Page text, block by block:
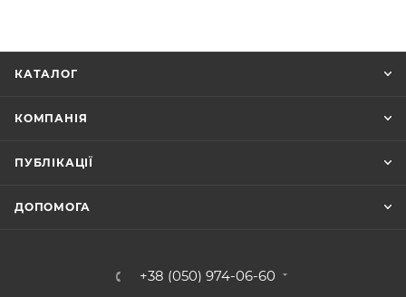
КАТАЛОГ
КОМПАНІЯ
ПУБЛІКАЦІЇ
ДОПОМОГА
+38 (050) 974-06-60